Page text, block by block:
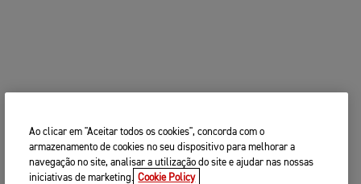
Ao clicar em "Aceitar todos os cookies", concorda com o
armazenamento de cookies no seu dispositivo para melhorar a
navegação no site, analisar a utilização do site e ajudar nas nossas
iniciativas de marketing. Cookie Policy